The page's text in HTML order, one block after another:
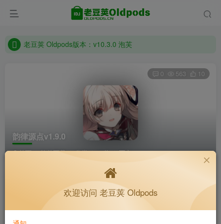
老豆荚 Oldpods版本：v10.3.0 泡芙
老豆荚 Oldpods版本：v10.3.0 泡芙
韵律源点v1.9.0
首页 软件下载 分类 32位 正文
0 563 10
4个月前更新
私信
欢迎访问 老豆荚 Oldpods